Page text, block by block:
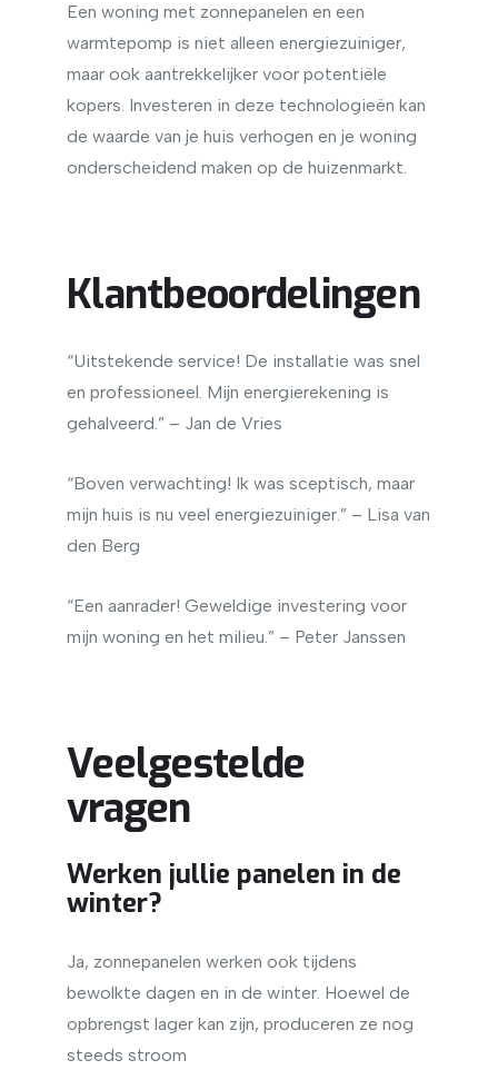
Een woning met zonnepanelen en een
warmtepomp is niet alleen energiezuiniger,
maar ook aantrekkelijker voor potentiële
kopers. Investeren in deze technologieën kan
de waarde van je huis verhogen en je woning
onderscheidend maken op de huizenmarkt.
Klantbeoordelingen
“Uitstekende service! De installatie was snel
en professioneel. Mijn energierekening is
gehalveerd.” – Jan de Vries
“Boven verwachting! Ik was sceptisch, maar
mijn huis is nu veel energiezuiniger.” – Lisa van
den Berg
“Een aanrader! Geweldige investering voor
mijn woning en het milieu.” – Peter Janssen
Veelgestelde
vragen
Werken jullie panelen in de
winter?
Ja, zonnepanelen werken ook tijdens
bewolkte dagen en in de winter. Hoewel de
opbrengst lager kan zijn, produceren ze nog
steeds stroom